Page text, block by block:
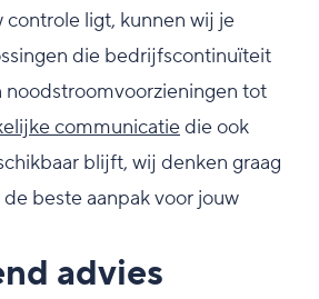
controle ligt, kunnen wij je
die bedrijfscontinuïteit
noodstroomvoorzieningen tot
communicatiedie ook
blijft, wij denken graag
beste aanpak voor jouw
advies